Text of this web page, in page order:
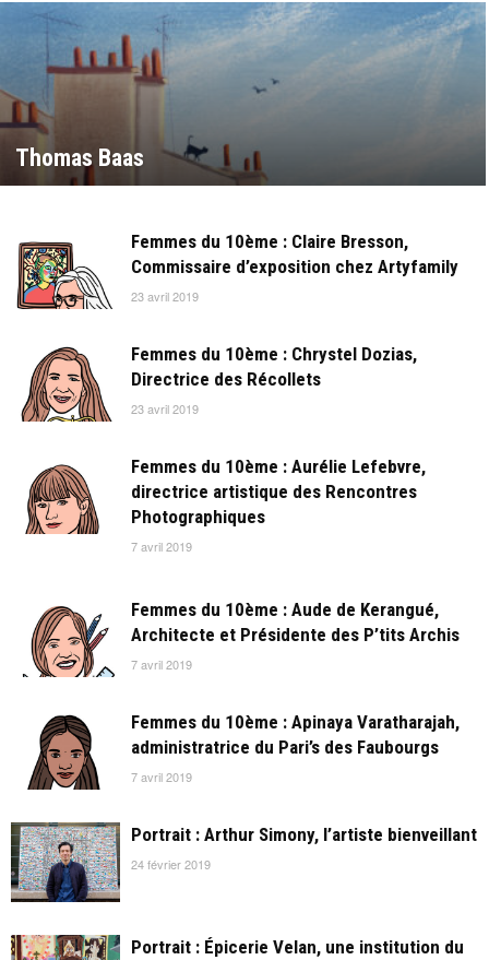
Thomas Baas
Femmes du 10ème : Claire Bresson,
Commissaire d’exposition chez Artyfamily
23 avril 2019
Femmes du 10ème : Chrystel Dozias,
Directrice des Récollets
23 avril 2019
Femmes du 10ème : Aurélie Lefebvre,
directrice artistique des Rencontres
Photographiques
7 avril 2019
Femmes du 10ème : Aude de Kerangué,
Architecte et Présidente des P’tits Archis
7 avril 2019
Femmes du 10ème : Apinaya Varatharajah,
administratrice du Pari’s des Faubourgs
7 avril 2019
Portrait : Arthur Simony, l’artiste bienveillant
24 février 2019
Portrait : Épicerie Velan, une institution du